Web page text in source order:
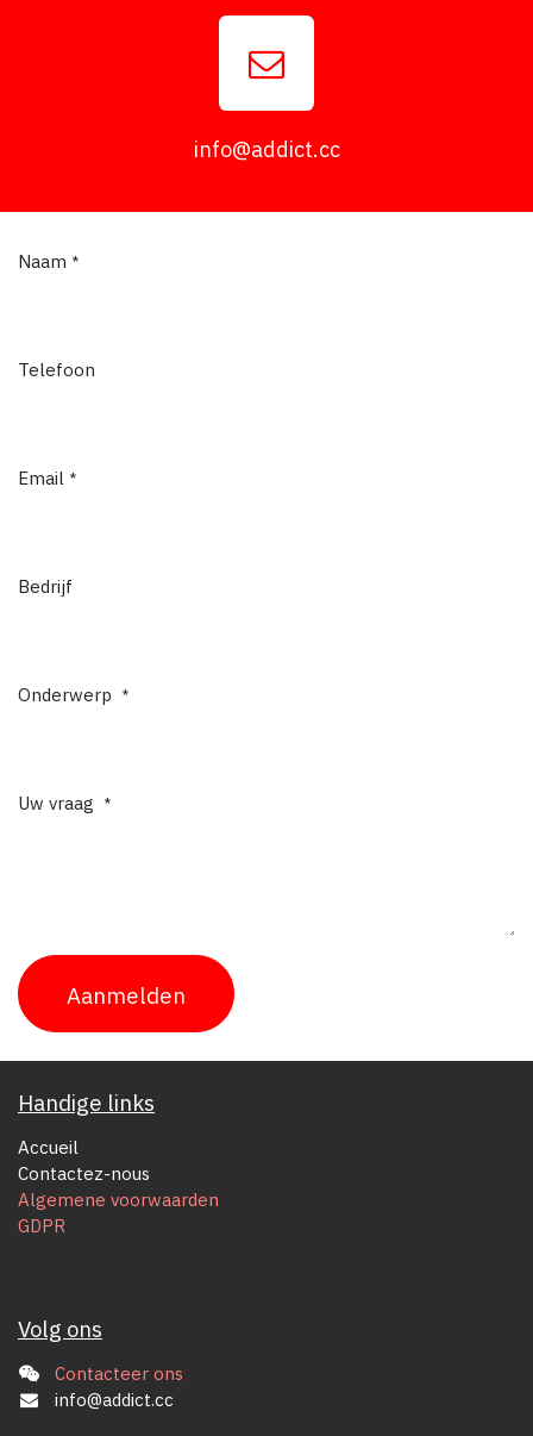
info@addict.cc
Naam *
Telefoon
Email *
Bedrijf
Onderwerp *
Uw vraag *
Aanmelden
Handige links
Accueil
Contactez-nous
Algemene voorwaarden
GDPR
Volg ons
Contacteer ons
info@addict.cc